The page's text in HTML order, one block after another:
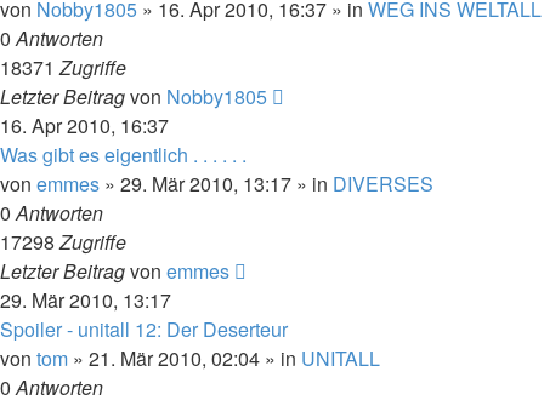
von Nobby1805 » 16. Apr 2010, 16:37 » in WEG INS WELTALL
0Antworten
18371Zugriffe
Letzter Beitragvon Nobby1805
16. Apr 2010, 16:37
Was gibt es eigentlich . . . . . .
von emmes » 29. Mär 2010, 13:17 » in DIVERSES
0Antworten
17298Zugriffe
Letzter Beitragvon emmes
29. Mär 2010, 13:17
Spoiler - unitall 12: Der Deserteur
von tom » 21. Mär 2010, 02:04 » in UNITALL
0Antworten